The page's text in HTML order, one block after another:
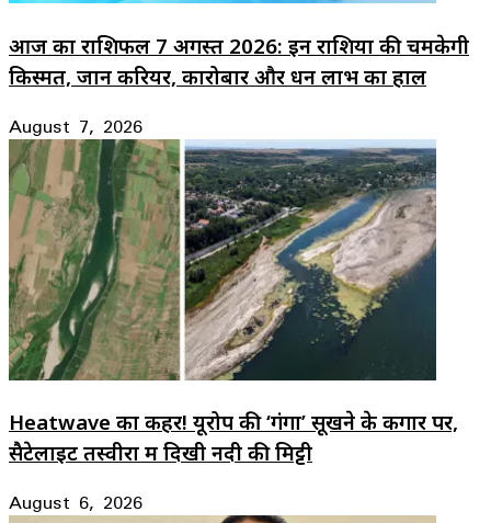
आज का राशिफल 7 अगस्त 2026: इन राशियों की चमकेगी
किस्मत, जानें करियर, कारोबार और धन लाभ का हाल
August 7, 2026
Heatwave का कहर! यूरोप की ‘गंगा’ सूखने के कगार पर,
सैटेलाइट तस्वीरों में दिखी नदी की मिट्टी
August 6, 2026